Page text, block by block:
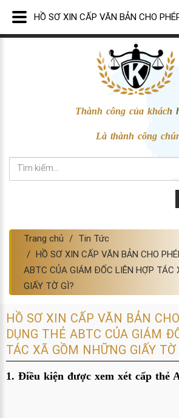
Thành công của khách
Là thành công
Trang chủ
Tin Tức
HỒ SƠ XIN CẤP VĂN BẢN CHO
ABTC CỦA GIÁM ĐỐC LIÊN HỢP TÁC
GIẤY TỜ GÌ?
HỒ SƠ XIN CẤP VĂN BẢN
DỤNG THẺ ABTC CỦA GIÁM
TÁC XÃ GỒM NHỮNG GIẤY TỜ
1. Điều kiện được xem xét cấp thẻ
HỒ SƠ XIN CẤP VĂN BẢN CHO